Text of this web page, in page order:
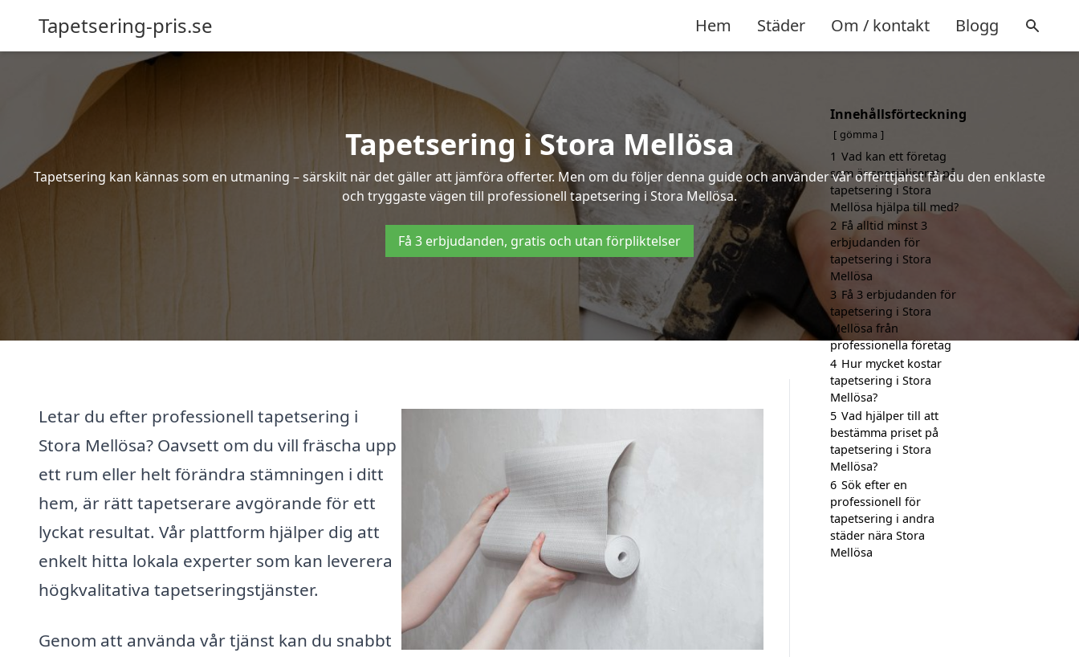
Tapetsering-pris.se Hem Städer Om / kontakt Blogg
Tapetsering i Stora Mellösa
Tapetsering kan kännas som en utmaning – särskilt när det gäller att jämföra offerter. Men om du följer denna guide och använder vår offerttjänst får du den enklaste
och tryggaste vägen till professionell tapetsering i Stora Mellösa.
Få 3 erbjudanden, gratis och utan förpliktelser
Letar du efter professionell tapetsering i
Stora Mellösa? Oavsett om du vill fräscha upp
ett rum eller helt förändra stämningen i ditt
hem, är rätt tapetserare avgörande för ett
lyckat resultat. Vår plattform hjälper dig att
enkelt hitta lokala experter som kan leverera
högkvalitativa tapetseringstjänster.
Genom att använda vår tjänst kan du snabbt
Innehållsförteckning
gömma
1 Vad kan ett företag
som är specialiserat på
tapetsering i Stora
Mellösa hjälpa till med?
2 Få alltid minst 3
erbjudanden för
tapetsering i Stora
Mellösa
3 Få 3 erbjudanden för
tapetsering i Stora
Mellösa från
professionella företag
4 Hur mycket kostar
tapetsering i Stora
Mellösa?
5 Vad hjälper till att
bestämma priset på
tapetsering i Stora
Mellösa?
6 Sök efter en
professionell för
tapetsering i andra
städer nära Stora
Mellösa